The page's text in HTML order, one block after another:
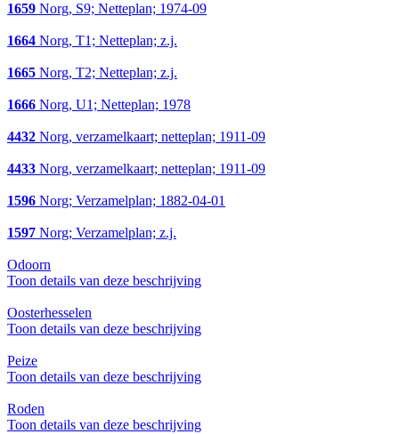
1659 Norg, S9; Netteplan; 1974-09
1664 Norg, T1; Netteplan; z.j.
1665 Norg, T2; Netteplan; z.j.
1666 Norg, U1; Netteplan; 1978
4432 Norg, verzamelkaart; netteplan; 1911-09
4433 Norg, verzamelkaart; netteplan; 1911-09
1596 Norg; Verzamelplan; 1882-04-01
1597 Norg; Verzamelplan; z.j.
Odoorn
Toon details van deze beschrijving
Oosterhesselen
Toon details van deze beschrijving
Peize
Toon details van deze beschrijving
Roden
Toon details van deze beschrijving